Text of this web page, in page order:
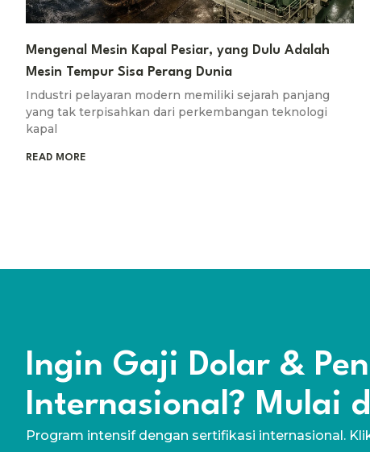
Mengenal Mesin Kapal Pesiar, yang Dulu Adalah
Mesin Tempur Sisa Perang Dunia
Industri pelayaran modern memiliki sejarah panjang
yang tak terpisahkan dari perkembangan teknologi
kapal
READ MORE
Ingin Gaji Dolar &
Internasional? Mulai
Program intensif dengan sertifikasi internasional.